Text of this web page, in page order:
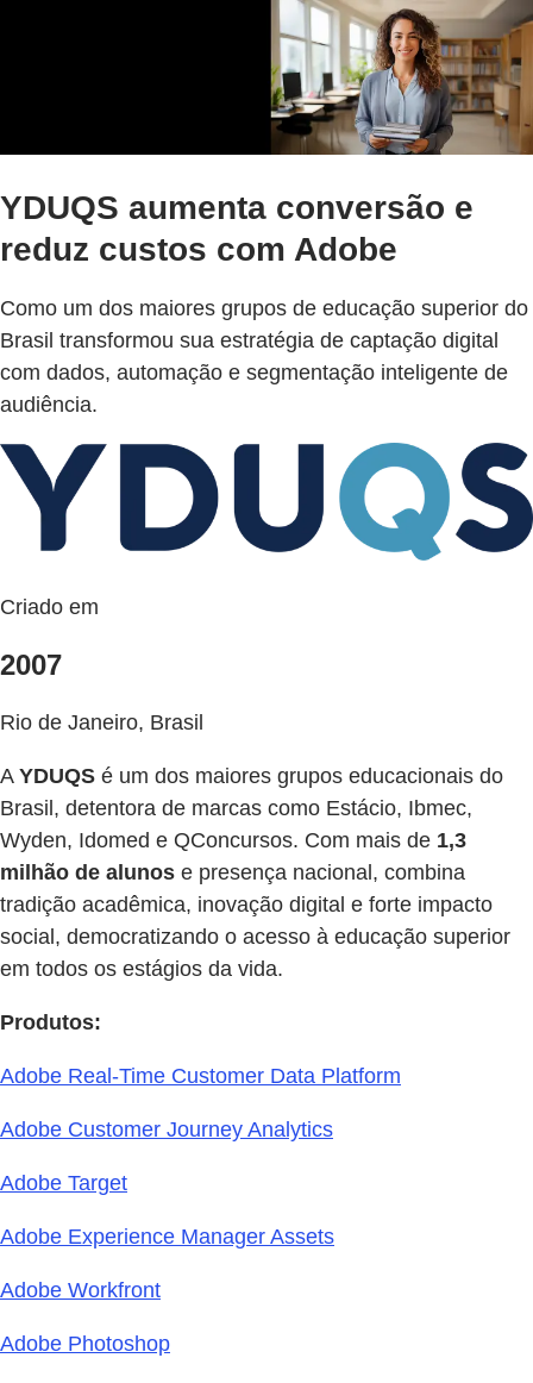
YDUQS aumenta conversão e
reduz custos com Adobe
Como um dos maiores grupos de educação superior do
Brasil transformou sua estratégia de captação digital
com dados, automação e segmentação inteligente de
audiência.
Criado em
2007
Rio de Janeiro, Brasil
A YDUQS é um dos maiores grupos educacionais do
Brasil, detentora de marcas como Estácio, Ibmec,
Wyden, Idomed e QConcursos. Com mais de 1,3
milhão de alunos e presença nacional, combina
tradição acadêmica, inovação digital e forte impacto
social, democratizando o acesso à educação superior
em todos os estágios da vida.
Produtos:
Adobe Real-Time Customer Data Platform
Adobe Customer Journey Analytics
Adobe Target
Adobe Experience Manager Assets
Adobe Workfront
Adobe Photoshop